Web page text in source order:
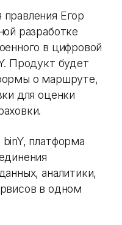
Егор
разработке
в цифровой
Продукт будет
о маршруте,
для оценки
платформа
аналитики,
в одном